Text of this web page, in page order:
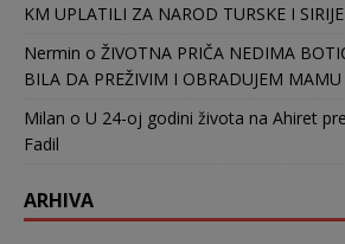
KM UPLATILI ZA NAROD TURSKE I SIRIJE
Nermin o ŽIVOTNA PRIČA NEDIMA
BILA DA PREŽIVIM I OBRADUJEM MAMU
Milan o U 24-oj godini života na Ahiret
Fadil
ARHIVA